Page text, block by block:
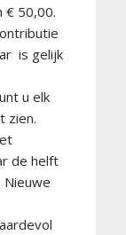
€ 50,00.
is gelijk
u elk
zien.
de helft